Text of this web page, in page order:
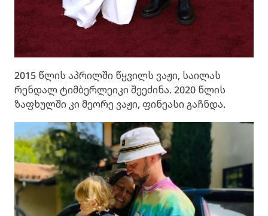
2015 წლის აპრილში წყვილს ვაჟი, საილას
რენდალ ტიმბერლეიკი შეეძინა. 2020 წლის
ზაფხულში კი მეორე ვაჟი, ფინეასი გაჩნდა.